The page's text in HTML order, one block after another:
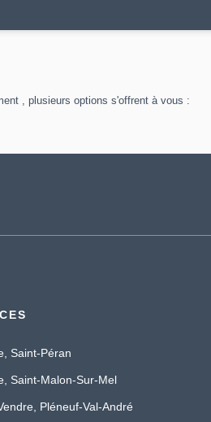
, plusieurs options s'offrent à vous :
Saint-Péran
Saint-Malon-Sur-Mel
Pléneuf-Val-André